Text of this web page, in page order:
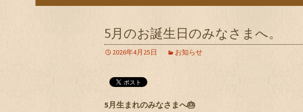
5月のお誕生日のみなさまへ。
2026年4月25日 お知らせ
5月生まれのみなさまへ🎂